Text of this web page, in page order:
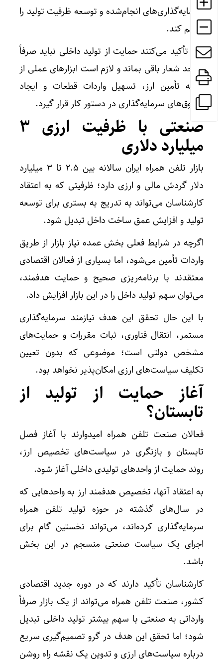
سرمایه‌گذاری‌های انجام‌شده و توسعه ظرفیت تولید را
فراهم کند.
آنها تأکید می‌کنند حمایت از تولید داخلی نباید صرفاً
در حد شعار باقی بماند و لازم است ابزارهای عملی از
جمله تأمین ارز، تسهیل واردات قطعات و ایجاد
مشوق‌های سرمایه‌گذاری در دستور کار قرار گیرد.
صنعتی با ظرفیت ارزی 3
میلیارد دلاری
بازار تلفن همراه ایران سالانه بین 2.5 تا 3 میلیارد
دلار گردش مالی و ارزی دارد؛ ظرفیتی که به اعتقاد
کارشناسان می‌تواند به تدریج به بستری برای توسعه
تولید و افزایش عمق ساخت داخل تبدیل شود.
اگرچه در شرایط فعلی بخش عمده نیاز بازار از طریق
واردات تأمین می‌شود، اما بسیاری از فعالان اقتصادی
معتقدند با برنامه‌ریزی صحیح و حمایت هدفمند،
می‌توان سهم تولید داخل را در این بازار افزایش داد.
با این حال تحقق این هدف نیازمند سرمایه‌گذاری
مستمر، انتقال فناوری، ثبات مقررات و حمایت‌های
مشخص دولتی است؛ موضوعی که بدون تعیین
تکلیف سیاست‌های ارزی امکان‌پذیر نخواهد بود.
آغاز حمایت از تولید از
تابستان؟
فعالان صنعت تلفن همراه امیدوارند با آغاز فصل
تابستان و بازنگری در سیاست‌های تخصیص ارز،
روند حمایت از واحدهای تولیدی داخلی آغاز شود.
به اعتقاد آنها، تخصیص هدفمند ارز به واحدهایی که
در سال‌های گذشته در حوزه تولید تلفن همراه
سرمایه‌گذاری کرده‌اند، می‌تواند نخستین گام برای
اجرای یک سیاست صنعتی منسجم در این بخش
باشد.
کارشناسان تأکید دارند که در دوره جدید اقتصادی
کشور، صنعت تلفن همراه می‌تواند از یک بازار صرفاً
وارداتی به صنعتی با سهم بیشتر تولید داخلی تبدیل
شود؛ اما تحقق این هدف در گرو تصمیم‌گیری سریع
درباره سیاست‌های ارزی و تدوین یک نقشه راه روشن